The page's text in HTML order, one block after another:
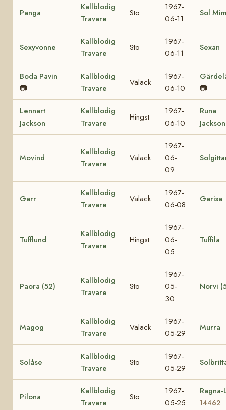
Panga
Kallblodig
Travare
Sto
1967-
06-11
Sol
Sexyvonne
Kallblodig
Travare
Sto
1967-
06-11
Sexan
Boda Pavin
📷
Kallblodig
Travare
Valack
1967-
06-10
📷
Lennart
Jackson
Kallblodig
Travare
Hingst
1967-
06-10
Runa
Jackson
Movind
Kallblodig
Travare
Valack
1967-
06-
09
Garr
Kallblodig
Travare
Valack
1967-
06-08
Garisa
Tufflund
Kallblodig
Travare
Hingst
1967-
06-
05
Tuffila
Paora (52)
Kallblodig
Travare
Sto
1967-
05-
30
Norvi
Magog
Kallblodig
Travare
Valack
1967-
05-29
Murra
Solåse
Kallblodig
Travare
Sto
1967-
05-29
Pilona
Kallblodig
Travare
Sto
1967-
05-25
14462